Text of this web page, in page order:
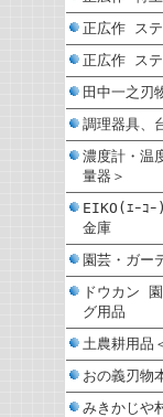
正広作 ス
正広作 ス
田中一之刃
調理器具、
濃度計・温
量器＞
EIKO(ｴｰｺｰ
金庫
園芸・ガー
ドウカン
グ用品
土農耕用品
おの義刃物
みきかじや